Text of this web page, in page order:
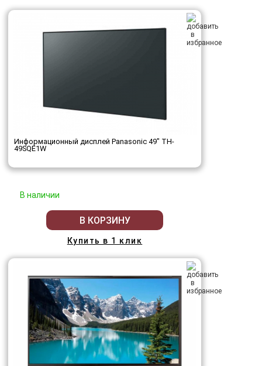
Информационный дисплей Panasonic 49" TH-
49SQE1W
В наличии
В КОРЗИНУ
Купить в 1 клик